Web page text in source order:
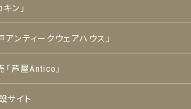
ン」
ンティークウェアハウス」
芦屋Antico」
サイト